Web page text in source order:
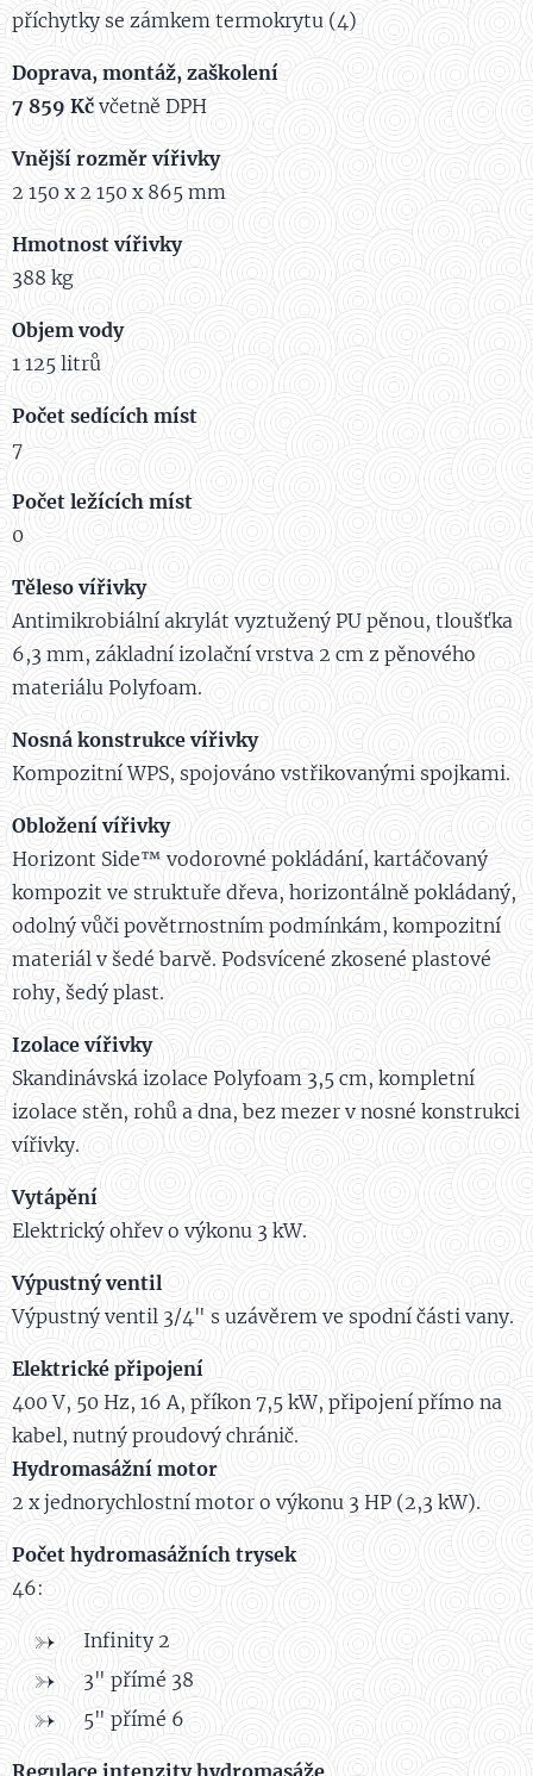
příchytky se zámkem termokrytu (4)
Doprava, montáž, zaškolení
7 859 Kč včetně DPH
Vnější rozměr vířivky
2 150 x 2 150 x 865 mm
Hmotnost vířivky
388 kg
Objem vody
1 125 litrů
Počet sedících míst
7
Počet ležících míst
0
Těleso vířivky
Antimikrobiální akrylát vyztužený PU pěnou, tloušťka
6,3 mm, základní izolační vrstva 2 cm z pěnového
materiálu Polyfoam.
Nosná konstrukce vířivky
Kompozitní WPS, spojováno vstřikovanými spojkami.
Obložení vířivky
Horizont Side™ vodorovné pokládání, kartáčovaný
kompozit ve struktuře dřeva, horizontálně pokládaný,
odolný vůči povětrnostním podmínkám, kompozitní
materiál v šedé barvě. Podsvícené zkosené plastové
rohy, šedý plast.
Izolace vířivky
Skandinávská izolace Polyfoam 3,5 cm, kompletní
izolace stěn, rohů a dna, bez mezer v nosné konstrukci
vířivky.
Vytápění
Elektrický ohřev o výkonu 3 kW.
Výpustný ventil
Výpustný ventil 3/4" s uzávěrem ve spodní části vany.
Elektrické připojení
400 V, 50 Hz, 16 A, příkon 7,5 kW, připojení přímo na
kabel, nutný proudový chránič.
Hydromasážní motor
2 x jednorychlostní motor o výkonu 3 HP (2,3 kW).
Počet hydromasážních trysek
46:
Infinity 2
3" přímé 38
5" přímé 6
Regulace intenzity hydromasáže